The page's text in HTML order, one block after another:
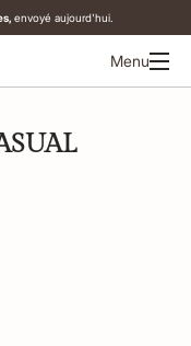
envoyé aujourd'hui.
Menu